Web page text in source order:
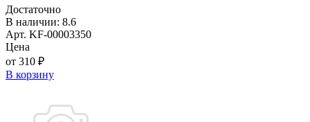
Достаточно
В наличии: 8.6
Арт. KF-00003350
Цена
от 310 ₽
В корзину